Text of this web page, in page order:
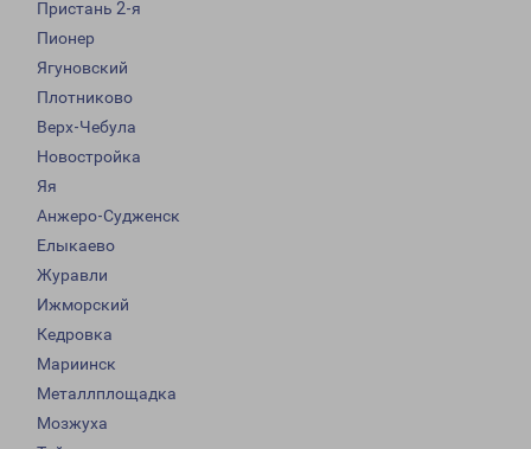
Пристань 2-я
Пионер
Ягуновский
Плотниково
Верх-Чебула
Новостройка
Яя
Анжеро-Судженск
Елыкаево
Журавли
Ижморский
Кедровка
Мариинск
Металлплощадка
Мозжуха